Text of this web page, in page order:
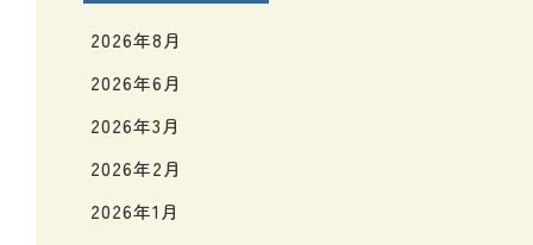
2026年8月
2026年6月
2026年3月
2026年2月
2026年1月